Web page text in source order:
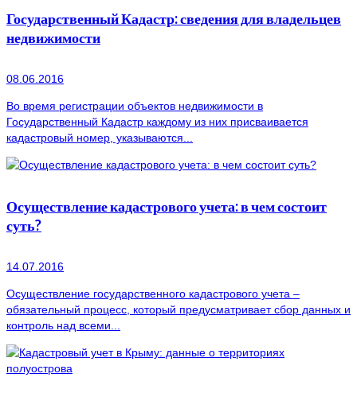
Государственный Кадастр: сведения для владельцев
недвижимости
08.06.2016
Во время регистрации объектов недвижимости в
Государственный Кадастр каждому из них присваивается
кадастровый номер, указываются...
Осуществление кадастрового учета: в чем состоит
суть?
14.07.2016
Осуществление государственного кадастрового учета –
обязательный процесс, который предусматривает сбор данных и
контроль над всеми...